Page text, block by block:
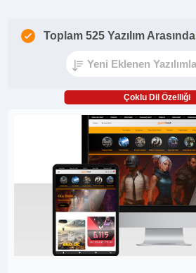
Toplam 525 Yazılım Arasında
Çoklu Dil Özelliği